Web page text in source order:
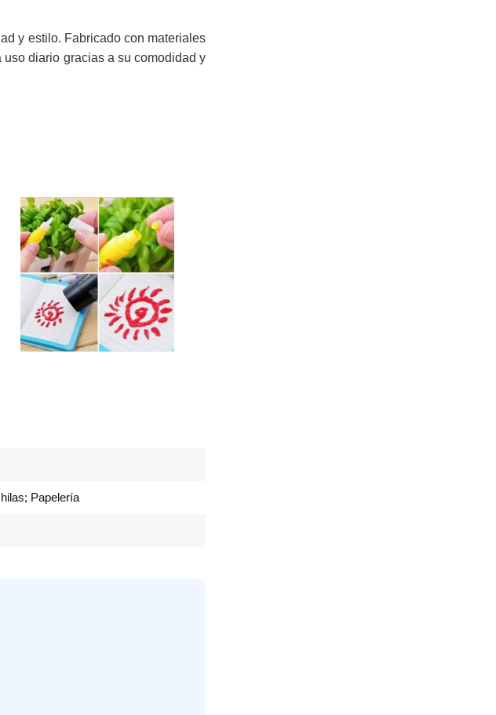
y estilo. Fabricado con materiales
diario gracias a su comodidad y
Papelería